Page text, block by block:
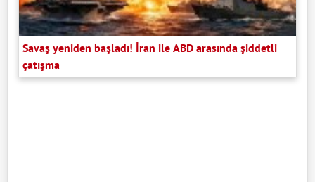
Savaş yeniden başladı! İran ile ABD arasında şiddetli
çatışma